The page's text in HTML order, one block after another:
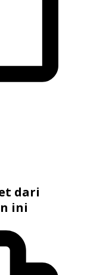
dari
ini